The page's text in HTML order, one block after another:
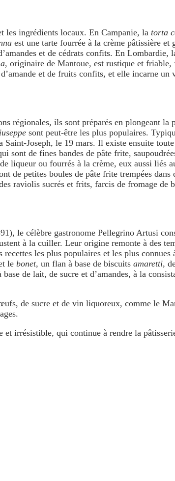
les ingrédients locaux. En Campanie, la torta
est une tarte fourrée à la crème pâtissière et
et de cédrats confits. En Lombardie,
, originaire de Mantoue, est rustique et friable,
et de fruits confits, et elle incarne
régionales, ils sont préparés en plongeant la
sont peut-être les plus populaires.
Joseph, le 19 mars. Il existe ensuite
sont de fines bandes de pâte frite,
liqueur ou fourrés à la crème, eux aussi liés
de petites boules de pâte frite trempées dans
raviolis sucrés et frits, farcis de fromage de
le célèbre gastronome Pellegrino Artusi
à la cuiller. Leur origine remonte à des
les plus populaires et les plus connues
le bonet, un flan à base de biscuits amaretti,
de lait, de sucre et d’amandes, à la
de sucre et de vin liquoreux, comme le
et irrésistible, qui continue à rendre la